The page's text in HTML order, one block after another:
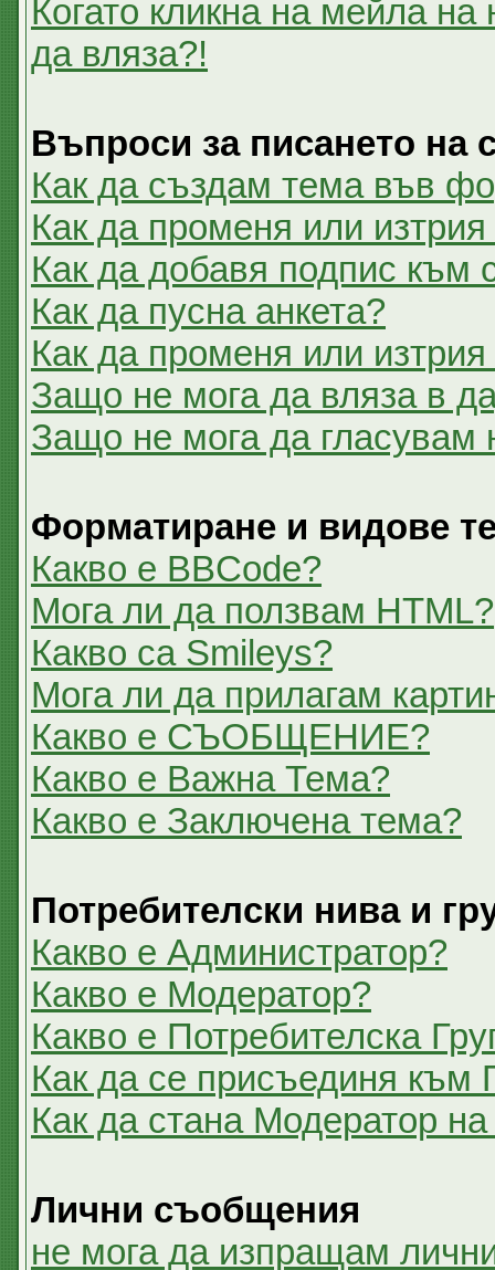
Когато кликна на мейла
да вляза?!
Въпроси за писането на
Как да създам тема във
Как да променя или
Как да добавя подпис към
Как да пусна анкета?
Как да променя или изтрия
Защо не мога да вляза в
Защо не мога да гласувам
Форматиране и видове
Какво е BBCode?
Мога ли да ползвам HTML?
Какво са Smileys?
Мога ли да прилагам
Какво е СЪОБЩЕНИЕ?
Какво е Важна Тема?
Какво е Заключена тема?
Потребителски нива и
Какво е Администратор?
Какво е Модератор?
Какво е Потребителска
Как да се присъединя към
Как да стана Модератор
Лични съобщения
не мога да изпращам